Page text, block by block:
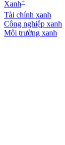
Xanh
Tài chính xanh
Công nghiệp xanh
Môi trường xanh